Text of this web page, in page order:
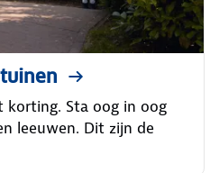
korting. Sta oog in oog
leeuwen. Dit zijn de